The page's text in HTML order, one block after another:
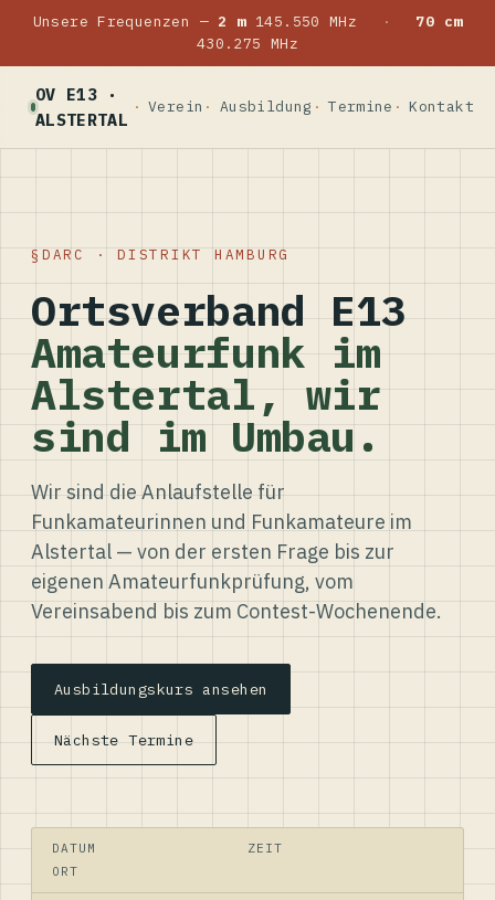
Unsere Frequenzen — 2 m145.550 MHz ·
70 cm
430.275 MHz
OV E13 ·
ALSTERTAL
Verein Ausbildung Termine Kontakt
DARC · DISTRIKT HAMBURG
Ortsverband E13
Amateurfunk im
Alstertal, wir
sind im Umbau.
Wir sind die Anlaufstelle für
Funkamateurinnen und Funkamateure im
Alstertal — von der ersten Frage bis zur
eigenen Amateurfunkprüfung, vom
Vereinsabend bis zum Contest-Wochenende.
Ausbildungskurs ansehen
Nächste Termine
DATUM
ZEIT
ORT